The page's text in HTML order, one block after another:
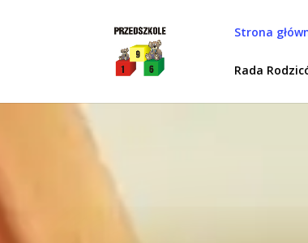
Strona
Rada